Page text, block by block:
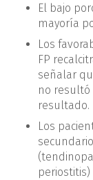
El bajo
mayoría
Los
FP
señalar
no resultó
resultado.
Los